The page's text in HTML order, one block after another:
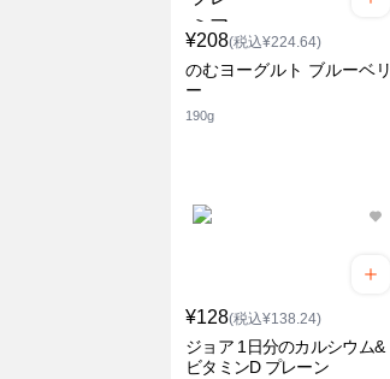
¥208(税込¥224.64)
のむヨーグルト ブルーベリ
ー
190g
¥128(税込¥138.24)
ジョア 1日分のカルシウム&
ビタミンD プレーン